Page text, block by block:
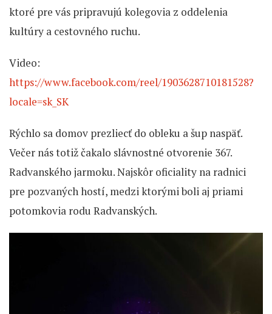
ktoré pre vás pripravujú kolegovia z oddelenia
kultúry a cestovného ruchu.
Video:
https://www.facebook.com/reel/1903628710181528?
locale=sk_SK
Rýchlo sa domov prezliecť do obleku a šup naspäť.
Večer nás totiž čakalo slávnostné otvorenie 367.
Radvanského jarmoku. Najskôr oficiality na radnici
pre pozvaných hostí, medzi ktorými boli aj priami
potomkovia rodu Radvanských.